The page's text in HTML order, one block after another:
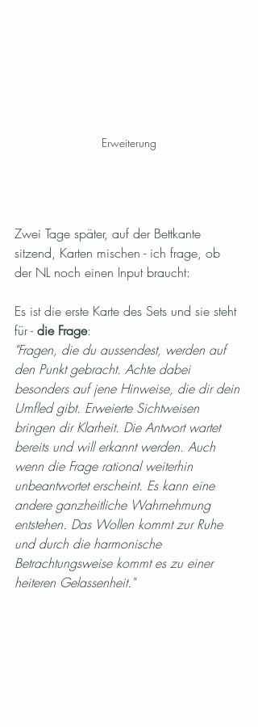
Erweiterung
Zwei Tage später, auf der Bettkante
sitzend, Karten mischen - ich frage, ob
der NL noch einen Input braucht:
Es ist die erste Karte des Sets und sie steht
für - die Frage:
"Fragen, die du aussendest, werden auf
den Punkt gebracht. Achte dabei
besonders auf jene Hinweise, die dir dein
Umfled gibt. Erweierte Sichtweisen
bringen dir Klarheit. Die Antwort wartet
bereits und will erkannt werden. Auch
wenn die Frage rational weiterhin
unbeantwortet erscheint. Es kann eine
andere ganzheitliche Wahrnehmung
entstehen. Das Wollen kommt zur Ruhe
und durch die harmonische
Betrachtungsweise kommt es zu einer
heiteren Gelassenheit."